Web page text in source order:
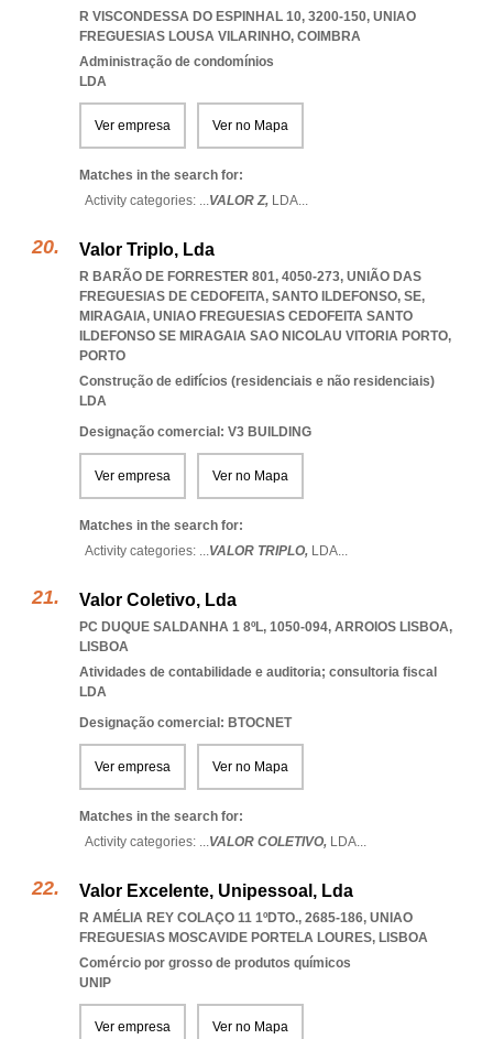
R VISCONDESSA DO ESPINHAL 10, 3200-150, UNIAO
FREGUESIAS LOUSA VILARINHO, COIMBRA
Administração de condomínios
LDA
Ver empresa Ver no Mapa
Matches in the search for:
Activity categories: ...VALOR Z, LDA...
Valor Triplo, Lda
R BARÃO DE FORRESTER 801, 4050-273, UNIÃO DAS
FREGUESIAS DE CEDOFEITA, SANTO ILDEFONSO, SE,
MIRAGAIA, UNIAO FREGUESIAS CEDOFEITA SANTO
ILDEFONSO SE MIRAGAIA SAO NICOLAU VITORIA PORTO,
PORTO
Construção de edifícios (residenciais e não residenciais)
LDA
Designação comercial: V3 BUILDING
Ver empresa Ver no Mapa
Matches in the search for:
Activity categories: ...VALOR TRIPLO, LDA...
Valor Coletivo, Lda
PC DUQUE SALDANHA 1 8ºL, 1050-094, ARROIOS LISBOA,
LISBOA
Atividades de contabilidade e auditoria; consultoria fiscal
LDA
Designação comercial: BTOCNET
Ver empresa Ver no Mapa
Matches in the search for:
Activity categories: ...VALOR COLETIVO, LDA...
Valor Excelente, Unipessoal, Lda
R AMÉLIA REY COLAÇO 11 1ºDTO., 2685-186, UNIAO
FREGUESIAS MOSCAVIDE PORTELA LOURES, LISBOA
Comércio por grosso de produtos químicos
UNIP
Ver empresa Ver no Mapa